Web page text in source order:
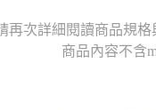
再次詳細閱讀商品規格
商品內容不含